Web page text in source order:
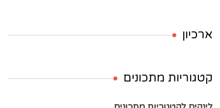
ארכיון
קטגוריות מתכונים